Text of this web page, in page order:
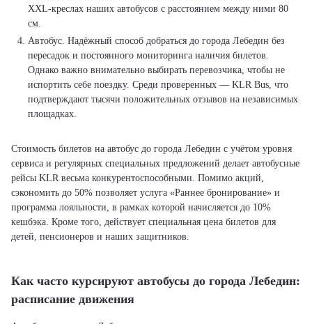
XXL-креслах наших автобусов с расстоянием между ними 80
см.
Автобус. Надёжный способ добраться до города Лебедин без
пересадок и постоянного мониторинга наличия билетов.
Однако важно внимательно выбирать перевозчика, чтобы не
испортить себе поездку. Среди проверенных — KLR Bus, что
подтверждают тысячи положительных отзывов на независимых
площадках.
Стоимость билетов на автобус до города Лебедин с учётом уровня
сервиса и регулярных специальных предложений делает автобусные
рейсы KLR весьма конкурентоспособными. Помимо акций,
сэкономить до 50% позволяет услуга «Раннее бронирование» и
программа лояльности, в рамках которой начисляется до 10%
кешбэка. Кроме того, действует специальная цена билетов для
детей, пенсионеров и наших защитников.
Как часто курсируют автобусы до города Лебедин:
расписание движения